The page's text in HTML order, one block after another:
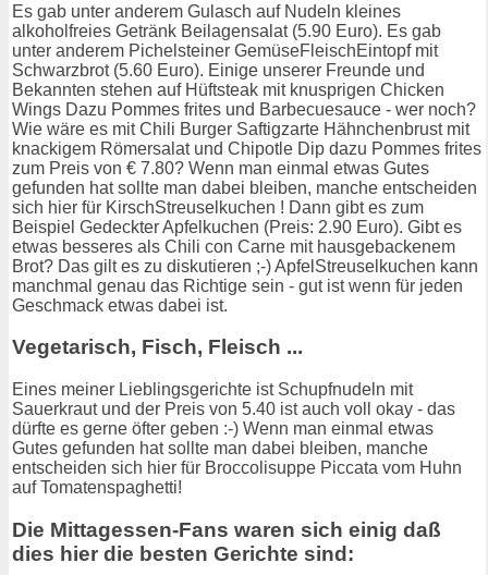
Es gab unter anderem Gulasch auf Nudeln kleines
alkoholfreies Getränk Beilagensalat (5.90 Euro). Es gab
unter anderem Pichelsteiner GemüseFleischEintopf mit
Schwarzbrot (5.60 Euro). Einige unserer Freunde und
Bekannten stehen auf Hüftsteak mit knusprigen Chicken
Wings Dazu Pommes frites und Barbecuesauce - wer noch?
Wie wäre es mit Chili Burger Saftigzarte Hähnchenbrust mit
knackigem Römersalat und Chipotle Dip dazu Pommes frites
zum Preis von € 7.80? Wenn man einmal etwas Gutes
gefunden hat sollte man dabei bleiben, manche entscheiden
sich hier für KirschStreuselkuchen ! Dann gibt es zum
Beispiel Gedeckter Apfelkuchen (Preis: 2.90 Euro). Gibt es
etwas besseres als Chili con Carne mit hausgebackenem
Brot? Das gilt es zu diskutieren ;-) ApfelStreuselkuchen kann
manchmal genau das Richtige sein - gut ist wenn für jeden
Geschmack etwas dabei ist.
Vegetarisch, Fisch, Fleisch ...
Eines meiner Lieblingsgerichte ist Schupfnudeln mit
Sauerkraut und der Preis von 5.40 ist auch voll okay - das
dürfte es gerne öfter geben :-) Wenn man einmal etwas
Gutes gefunden hat sollte man dabei bleiben, manche
entscheiden sich hier für Broccolisuppe Piccata vom Huhn
auf Tomatenspaghetti!
Die Mittagessen-Fans waren sich einig daß
dies hier die besten Gerichte sind: